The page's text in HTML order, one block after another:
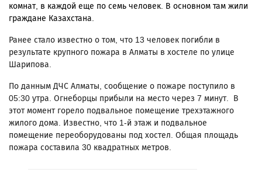
комнат, в каждой еще по семь человек. В основном там жили
граждане Казахстана.
Ранее стало известно о том, что 13 человек погибли в
результате крупного пожара в Алматы в хостеле по улице
Шарипова.
По данным ДЧС Алматы, сообщение о пожаре поступило в
05:30 утра. Огнеборцы прибыли на место через 7 минут. В
этот момент горело подвальное помещение трехэтажного
жилого дома. Известно, что 1-й этаж и подвальное
помещение переоборудованы под хостел. Общая площадь
пожара составила 30 квадратных метров.